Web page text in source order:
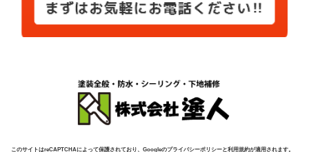
このサイトはreCAPTCHAによって保護されており、Googleのプライバシーポリシーと利用規約が適用されます。